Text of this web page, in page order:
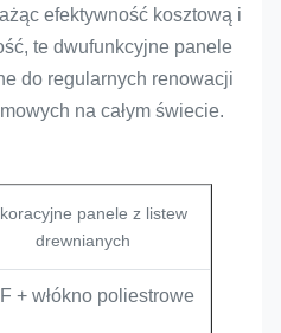
efektywność kosztową i
te dwufunkcyjne panele
do regularnych renowacji
na całym świecie.
panele z listew
drewnianych
+ włókno poliestrowe